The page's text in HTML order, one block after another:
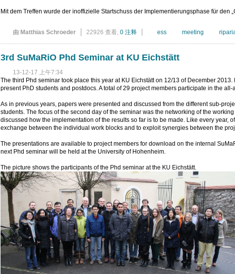
Mit dem Treffen wurde der inoffizielle Startschuss der Implementierungsphase für den
由 Matthias Schroeder 22926 查看, 0 注释 ess meeting
3rd SuMaRiO Phd Seminar at KU Eichstätt
13-12-17 上午7:34
The third Phd seminar took place this year at KU Eichstätt on 12/13 of December
present PhD students and postdocs. A total of 29 project members participate in the
As in previous years, papers were presented and discussed from the different sub-
students. The focus of the second day of the seminar was the networking of the
discussed how the implementation of the results so far is to be made. Like every year,
exchange between the individual work blocks and to exploit synergies between the
The presentations are available to project members for download on the internal
next Phd seminar will be held at the University of Hohenheim.
The picture shows the participants of the Phd seminar at the KU Eichstätt.